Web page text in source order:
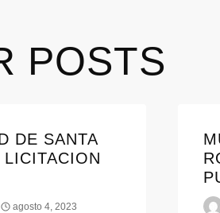
POSTS
DE SANTA
LICITACION
agosto 4, 2023